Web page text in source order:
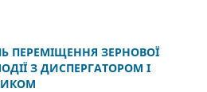
ПЕРЕМІЩЕННЯ ЗЕРНОВОЇ
З ДИСПЕРГАТОРОМ І